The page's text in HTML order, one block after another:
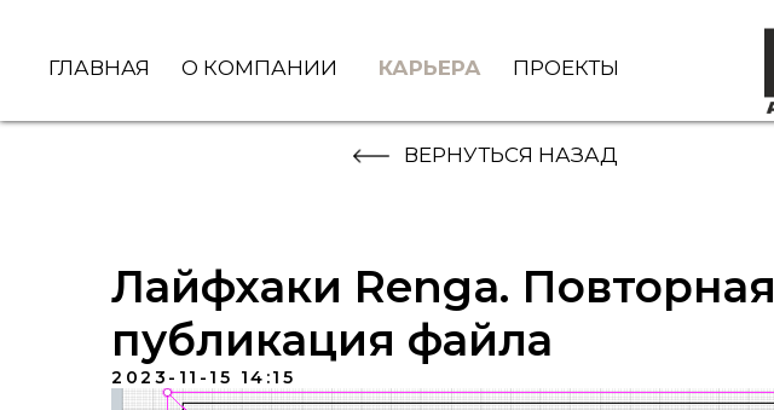
ГЛАВНАЯ О КОМПАНИИ КАРЬЕРА ПРОЕКТЫ
ВЕРНУТЬСЯ НАЗАД
Лайфхаки Renga. Повторная
публикация файла
2023-11-15 14:15